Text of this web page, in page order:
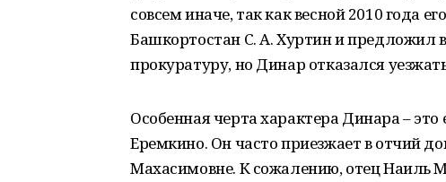
совсем иначе, так как весной 2010 года
Башкортостан С. А. Хуртин и предложил
прокуратуру, но Динар отказался
Особенная черта характера Динара –
Еремкино. Он часто приезжает в отчий
Махасимовне. К сожалению, отец Наиль